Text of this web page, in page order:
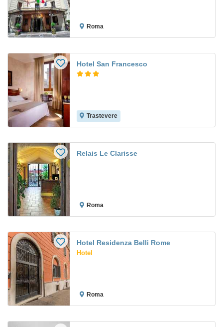
Roma
Hotel San Francesco
Trastevere
Relais Le Clarisse
Roma
Hotel Residenza Belli Rome
Hotel
Roma